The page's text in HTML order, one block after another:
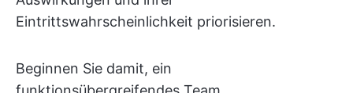
Eintrittswahrscheinlichkeit priorisieren.
Beginnen Sie damit, ein